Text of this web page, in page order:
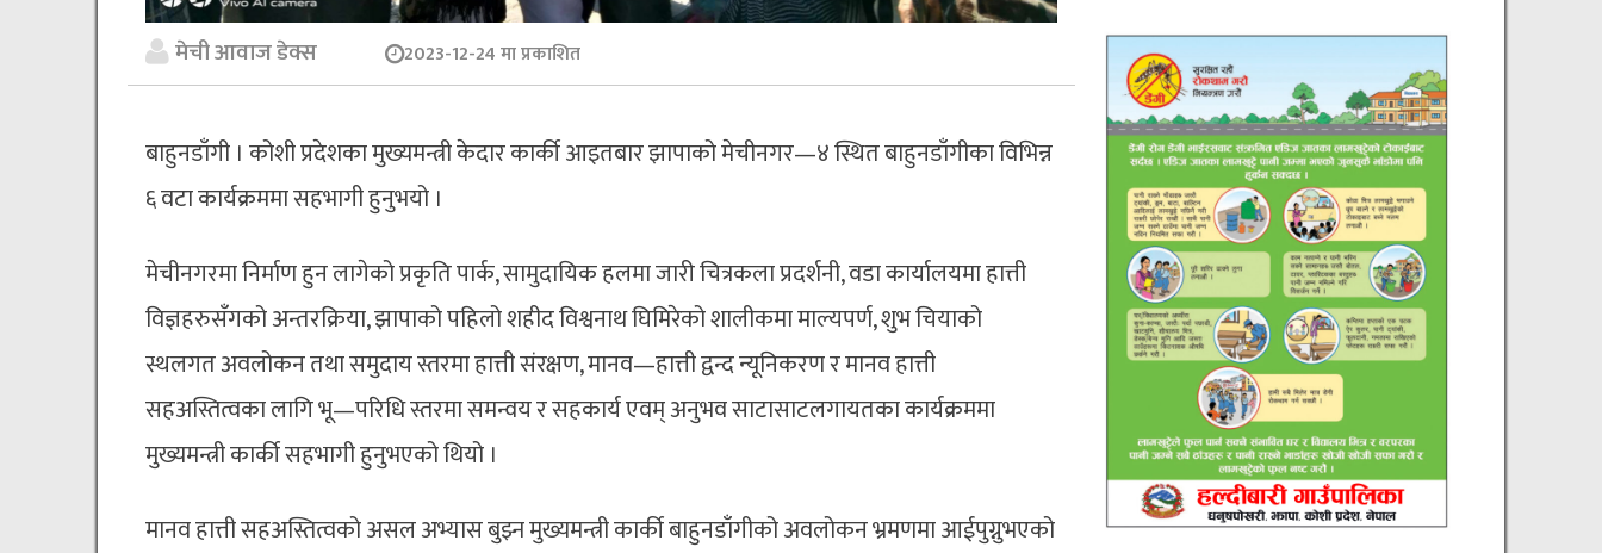
मेची आवाज डेक्स 2023-12-24 मा प्रकाशित
बाहुनडाँगी । कोशी प्रदेशका मुख्यमन्त्री केदार कार्की आइतबार झापाको मेचीनगर—४ स्थित बाहुनडाँगीका विभिन्न
६ वटा कार्यक्रममा सहभागी हुनुभयो ।
मेचीनगरमा निर्माण हुन लागेको प्रकृति पार्क, सामुदायिक हलमा जारी चित्रकला प्रदर्शनी, वडा कार्यालयमा हात्ती
विज्ञहरुसँगको अन्तरक्रिया, झापाको पहिलो शहीद विश्वनाथ घिमिरेको शालीकमा माल्यपर्ण, शुभ चियाको
स्थलगत अवलोकन तथा समुदाय स्तरमा हात्ती संरक्षण, मानव—हात्ती द्वन्द न्यूनिकरण र मानव हात्ती
सहअस्तित्वका लागि भू—परिधि स्तरमा समन्वय र सहकार्य एवम् अनुभव साटासाटलगायतका कार्यक्रममा
मुख्यमन्त्री कार्की सहभागी हुनुभएको थियो ।
मानव हात्ती सहअस्तित्वको असल अभ्यास बुझ्न मुख्यमन्त्री कार्की बाहुनडाँगीको अवलोकन भ्रमणमा आईपुग्नुभएको